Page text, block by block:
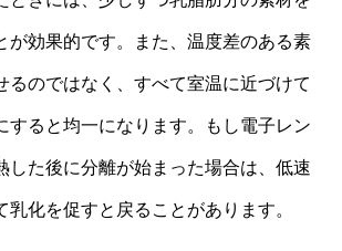
が効果的です。また、温度差のある素
るのではなく、すべて室温に近づけて
すると均一になります。もし電子レン
した後に分離が始まった場合は、低速
乳化を促すと戻ることがあります。